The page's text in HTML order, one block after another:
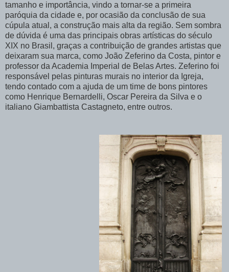
tamanho e importância, vindo a tornar-se a primeira
paróquia da cidade e, por ocasião da conclusão de sua
cúpula atual, a construção mais alta da região. Sem sombra
de dúvida é uma das principais obras artísticas do século
XIX no Brasil, graças a contribuição de grandes artistas que
deixaram sua marca, como João Zeferino da Costa, pintor e
professor da Academia Imperial de Belas Artes. Zeferino foi
responsável pelas pinturas murais no interior da Igreja,
tendo contado com a ajuda de um time de bons pintores
como Henrique Bernardelli, Oscar Pereira da Silva e o
italiano Giambattista Castagneto, entre outros.